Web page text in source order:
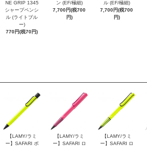
NE GRIP 1345
シャープペンシ
ル (ライトブル
ー)
770円(税70円)
ン (EF/極細)
7,700円(税700
円)
ル (EF/極細)
7,700円(税700
円)
【LAMY/ラミ
ー】SAFARI ボ
【LAMY/ラミ
ー】SAFARI ロ
【LAMY/ラミ
ー】SAFARI ロ